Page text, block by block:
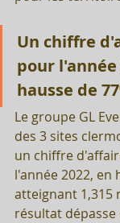
Un chiffre
pour l'année
hausse de
Le groupe GL
des 3 sites
un chiffre
l'année 2022, en
atteignant 1,315
résultat dépasse